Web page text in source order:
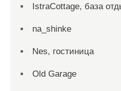
IstraCottage, база
na_shinke
Nes, гостиница
Old Garage